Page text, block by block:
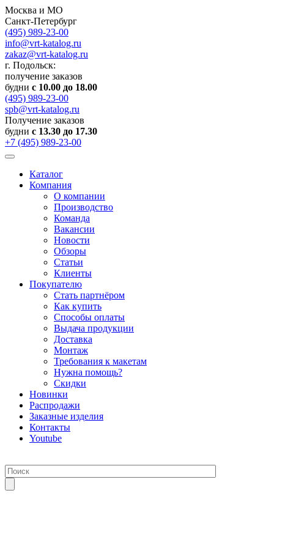
Москва и МО
Санкт-Петербург
(495) 989-23-00
info@vrt-katalog.ru
zakaz@vrt-katalog.ru
г. Подольск:
получение заказов
будни с 10.00 до 18.00
(495) 989-23-00
spb@vrt-katalog.ru
Получение заказов
будни с 13.30 до 17.30
+7 (495) 989-23-00
Каталог
Компания
О компании
Производство
Команда
Вакансии
Новости
Обзоры
Статьи
Клиенты
Покупателю
Стать партнёром
Как купить
Способы оплаты
Выдача продукции
Доставка
Монтаж
Требования к макетам
Нужна помощь?
Скидки
Новинки
Распродажи
Заказные изделия
Контакты
Youtube